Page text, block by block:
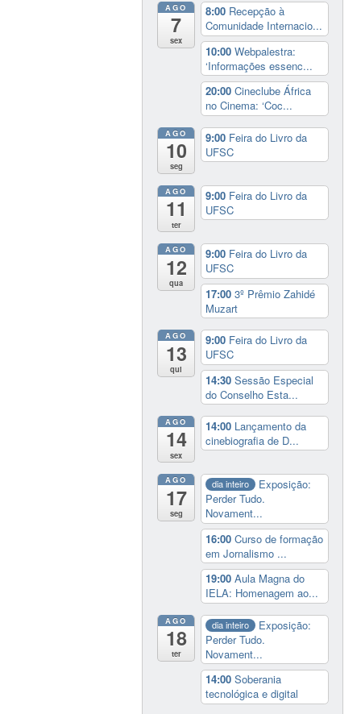
AGO
7
sex
8:00 Recepção à
Comunidade Internacio...
10:00Webpalestra:
‘Informações essenc...
20:00Cineclube África
no Cinema: ‘Coc...
AGO
10
seg
9:00 Feira do Livro da
UFSC
AGO
11
ter
9:00 Feira do Livro da
UFSC
AGO
12
qua
9:00 Feira do Livro da
UFSC
17:003º Prêmio Zahidé
Muzart
AGO
13
qui
9:00 Feira do Livro da
UFSC
14:30Sessão Especial
do Conselho Esta...
AGO
14
sex
14:00 Lançamento da
cinebiografia de D...
AGO
17
seg
dia inteiro
Exposição:
Perder Tudo.
Novament...
16:00Curso de formação
em Jornalismo ...
19:00Aula Magna do
IELA: Homenagem ao...
AGO
18
ter
dia inteiro
Exposição:
Perder Tudo.
Novament...
14:00Soberania
tecnológica e digital